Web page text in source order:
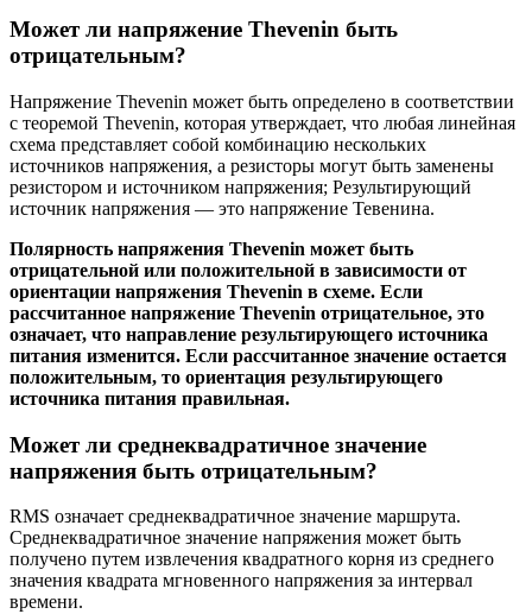
Может ли напряжение Thevenin быть
отрицательным?
Напряжение Thevenin может быть определено в соответствии
с теоремой Thevenin, которая утверждает, что любая линейная
схема представляет собой комбинацию нескольких
источников напряжения, а резисторы могут быть заменены
резистором и источником напряжения; Результирующий
источник напряжения — это напряжение Тевенина.
Полярность напряжения Thevenin может быть
отрицательной или положительной в зависимости от
ориентации напряжения Thevenin в схеме. Если
рассчитанное напряжение Thevenin отрицательное, это
означает, что направление результирующего источника
питания изменится. Если рассчитанное значение остается
положительным, то ориентация результирующего
источника питания правильная.
Может ли среднеквадратичное значение
напряжения быть отрицательным?
RMS означает среднеквадратичное значение маршрута.
Среднеквадратичное значение напряжения может быть
получено путем извлечения квадратного корня из среднего
значения квадрата мгновенного напряжения за интервал
времени.